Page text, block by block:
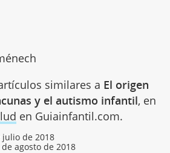
similares a El origen
y el autismo infantil, en
en Guiainfantil.com.
julio de 2018
de agosto de 2018